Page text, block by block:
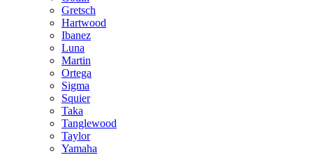
Gretsch
Hartwood
Ibanez
Luna
Martin
Ortega
Sigma
Squier
Taka
Tanglewood
Taylor
Yamaha